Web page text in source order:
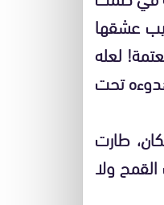
عشقها
لعله
تحت
طارت
ولا